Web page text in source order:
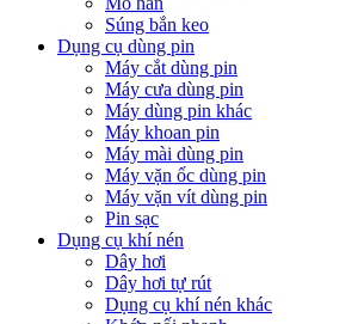
Súng bắn keo
Dụng cụ dùng pin
Máy cắt dùng pin
Máy cưa dùng pin
Máy dùng pin khác
Máy khoan pin
Máy mài dùng pin
Máy vặn ốc dùng pin
Máy vặn vít dùng pin
Pin sạc
Dụng cụ khí nén
Dây hơi
Dây hơi tự rút
Dụng cụ khí nén khác